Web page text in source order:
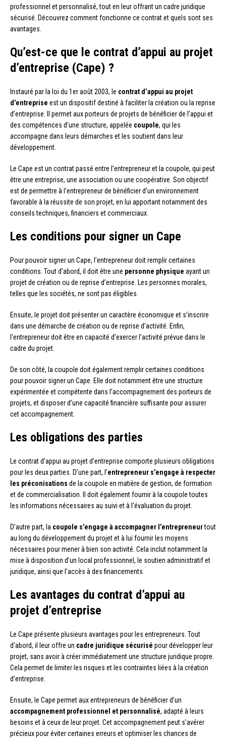
professionnel et personnalisé, tout en leur offrant un cadre juridique
sécurisé. Découvrez comment fonctionne ce contrat et quels sont ses
avantages.
Qu’est-ce que le contrat d’appui au projet
d’entreprise (Cape) ?
Instauré par la loi du 1er août 2003, le contrat d’appui au projet
d’entreprise est un dispositif destiné à faciliter la création ou la reprise
d’entreprise. Il permet aux porteurs de projets de bénéficier de l’appui et
des compétences d’une structure, appelée coupole, qui les
accompagne dans leurs démarches et les soutient dans leur
développement.
Le Cape est un contrat passé entre l’entrepreneur et la coupole, qui peut
être une entreprise, une association ou une coopérative. Son objectif
est de permettre à l’entrepreneur de bénéficier d’un environnement
favorable à la réussite de son projet, en lui apportant notamment des
conseils techniques, financiers et commerciaux.
Les conditions pour signer un Cape
Pour pouvoir signer un Cape, l’entrepreneur doit remplir certaines
conditions. Tout d’abord, il doit être une personne physique ayant un
projet de création ou de reprise d’entreprise. Les personnes morales,
telles que les sociétés, ne sont pas éligibles.
Ensuite, le projet doit présenter un caractère économique et s’inscrire
dans une démarche de création ou de reprise d’activité. Enfin,
l’entrepreneur doit être en capacité d’exercer l’activité prévue dans le
cadre du projet.
De son côté, la coupole doit également remplir certaines conditions
pour pouvoir signer un Cape. Elle doit notamment être une structure
expérimentée et compétente dans l’accompagnement des porteurs de
projets, et disposer d’une capacité financière suffisante pour assurer
cet accompagnement.
Les obligations des parties
Le contrat d’appui au projet d’entreprise comporte plusieurs obligations
pour les deux parties. D’une part, l’entrepreneur s’engage à respecter
les préconisations de la coupole en matière de gestion, de formation
et de commercialisation. Il doit également fournir à la coupole toutes
les informations nécessaires au suivi et à l’évaluation du projet.
D’autre part, la coupole s’engage à accompagner l’entrepreneurtout
au long du développement du projet et à lui fournir les moyens
nécessaires pour mener à bien son activité. Cela inclut notamment la
mise à disposition d’un local professionnel, le soutien administratif et
juridique, ainsi que l’accès à des financements.
Les avantages du contrat d’appui au
projet d’entreprise
Le Cape présente plusieurs avantages pour les entrepreneurs. Tout
d’abord, il leur offre un cadre juridique sécurisé pour développer leur
projet, sans avoir à créer immédiatement une structure juridique propre.
Cela permet de limiter les risques et les contraintes liées à la création
d’entreprise.
Ensuite, le Cape permet aux entrepreneurs de bénéficier d’un
accompagnement professionnel et personnalisé, adapté à leurs
besoins et à ceux de leur projet. Cet accompagnement peut s’avérer
précieux pour éviter certaines erreurs et optimiser les chances de